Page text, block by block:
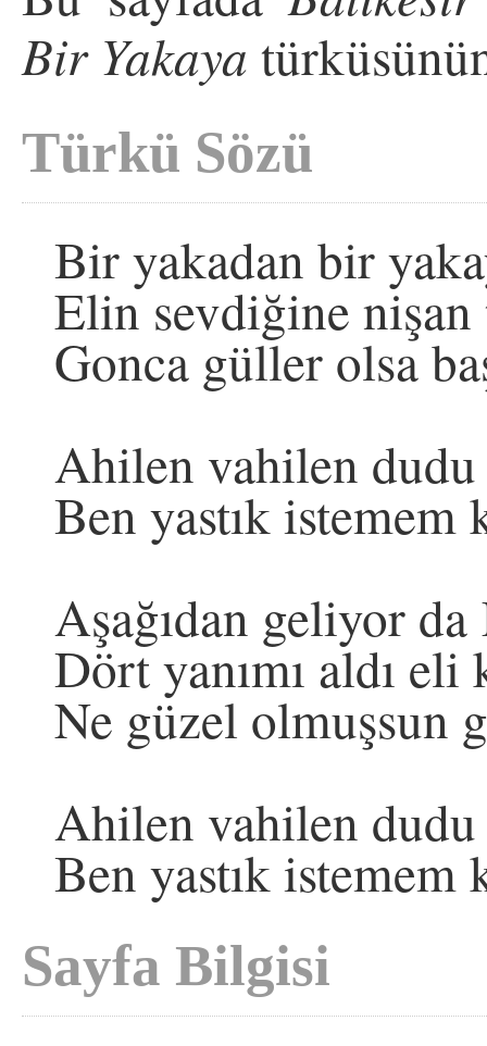
Bir Yakaya
Türkü Sözü
Bir yakadan bir
Elin sevdiğine nişan
Gonca güller olsa
Ahilen vahilen
Ben yastık istemem
Aşağıdan geliyor da
Dört yanımı aldı eli
Ne güzel olmuşsun
Ahilen vahilen
Ben yastık istemem
Sayfa Bilgisi